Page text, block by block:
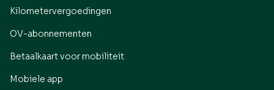
Kilometervergoedingen
OV-abonnementen
Betaalkaart voor mobiliteit
Mobiele app